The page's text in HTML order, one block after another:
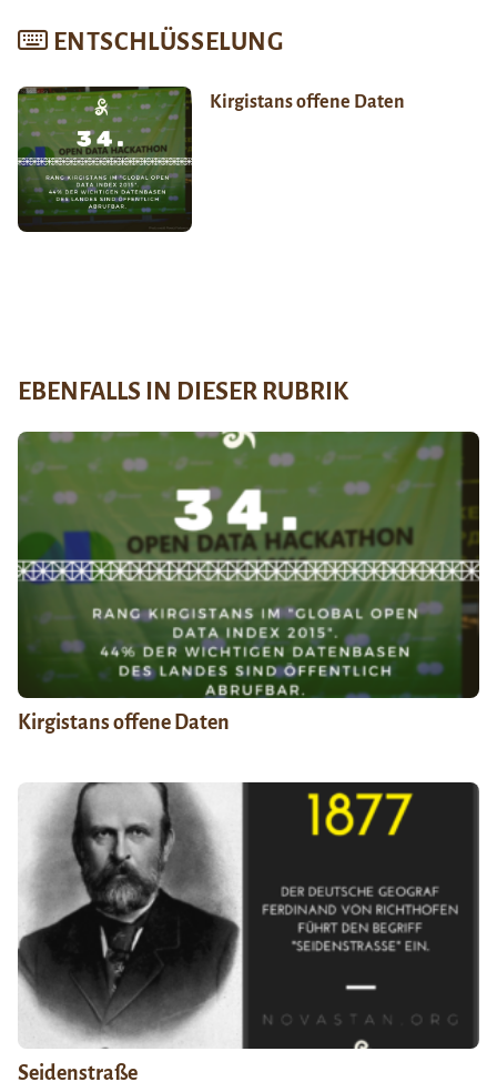
ENTSCHLÜSSELUNG
Kirgistans offene Daten
EBENFALLS IN DIESER RUBRIK
Kirgistans offene Daten
Seidenstraße